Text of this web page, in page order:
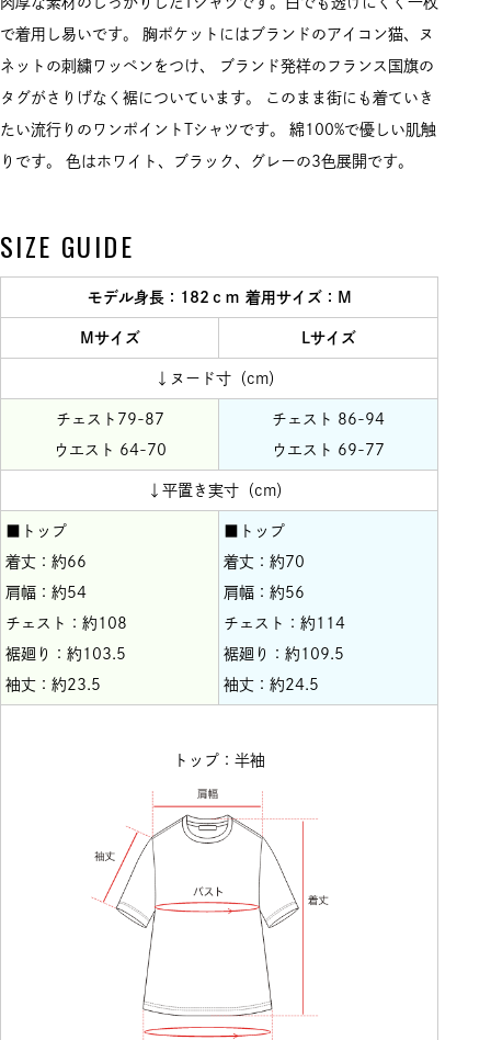
で着用し易いです。 胸ポケットにはブランドのアイコン猫、ヌ
ネットの刺繍ワッペンをつけ、 ブランド発祥のフランス国旗の
タグがさりげなく裾についています。 このまま街にも着ていき
たい流行りのワンポイントTシャツです。 綿100%で優しい肌触
りです。 色はホワイト、ブラック、グレーの3色展開です。
SIZE GUIDE
モデル身長：182ｃｍ 着用サイズ：M
Mサイズ Lサイズ
↓ヌード寸（cm）
チェスト79-87
ウエスト 64-70
チェスト 86-94
ウエスト 69-77
↓平置き実寸（cm）
■トップ
着丈：約66
肩幅：約54
チェスト：約108
裾廻り：約103.5
袖丈：約23.5
■トップ
着丈：約70
肩幅：約56
チェスト：約114
裾廻り：約109.5
袖丈：約24.5
トップ：半袖